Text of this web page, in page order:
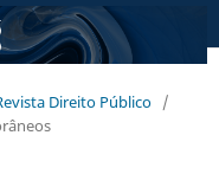
Direito Público /